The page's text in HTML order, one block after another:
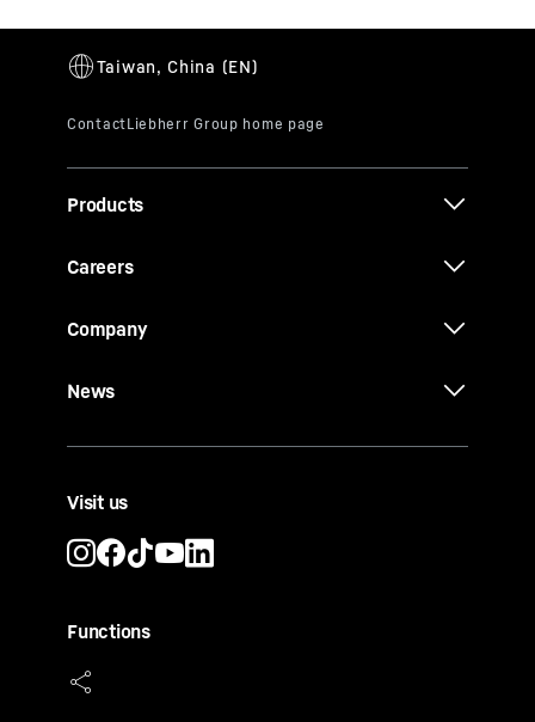
Products
Careers
Company
News
Visit us
Functions